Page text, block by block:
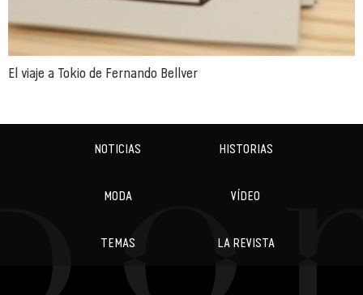
El viaje a Tokio de Fernando Bellver
NOTICIAS HISTORIAS
MODA VÍDEO
TEMAS LA REVISTA